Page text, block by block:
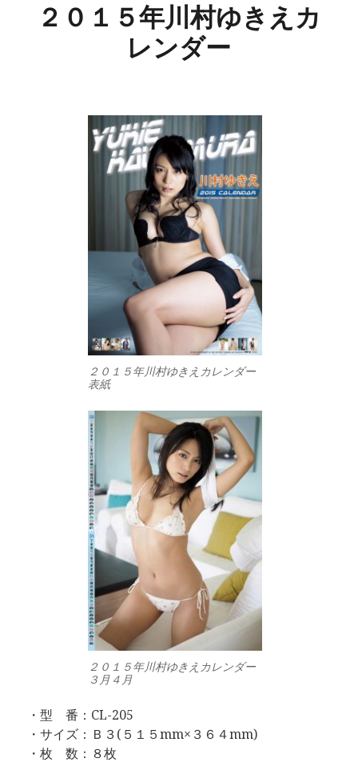
２０１５年川村ゆきえカ
レンダー
２０１５年川村ゆきえカレンダー
表紙
２０１５年川村ゆきえカレンダー
３月４月
・型 番：CL-205
・サイズ：Ｂ３(５１５mm×３６４mm)
・枚 数：８枚